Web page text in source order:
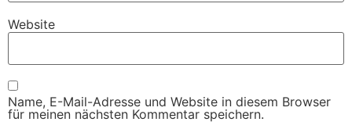
Website
Name, E-Mail-Adresse und Website in diesem Browser
für meinen nächsten Kommentar speichern.